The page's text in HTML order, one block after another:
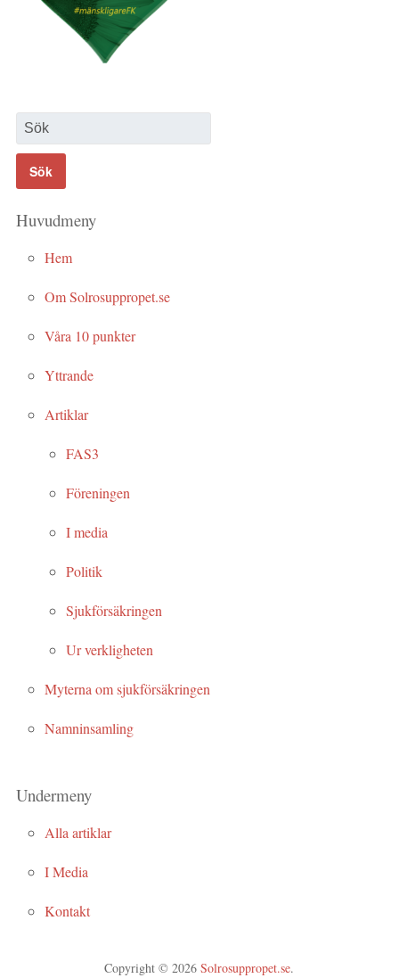
Huvudmeny
Hem
Om Solrosuppropet.se
Våra 10 punkter
Yttrande
Artiklar
FAS3
Föreningen
I media
Politik
Sjukförsäkringen
Ur verkligheten
Myterna om sjukförsäkringen
Namninsamling
Undermeny
Alla artiklar
I Media
Kontakt
Copyright © 2026Solrosuppropet.se.